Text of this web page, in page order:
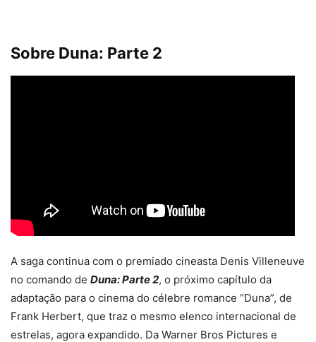
Sobre Duna: Parte 2
A saga continua com o premiado cineasta Denis Villeneuve
no comando de Duna: Parte 2, o próximo capítulo da
adaptação para o cinema do célebre romance “Duna”, de
Frank Herbert, que traz o mesmo elenco internacional de
estrelas, agora expandido. Da Warner Bros Pictures e